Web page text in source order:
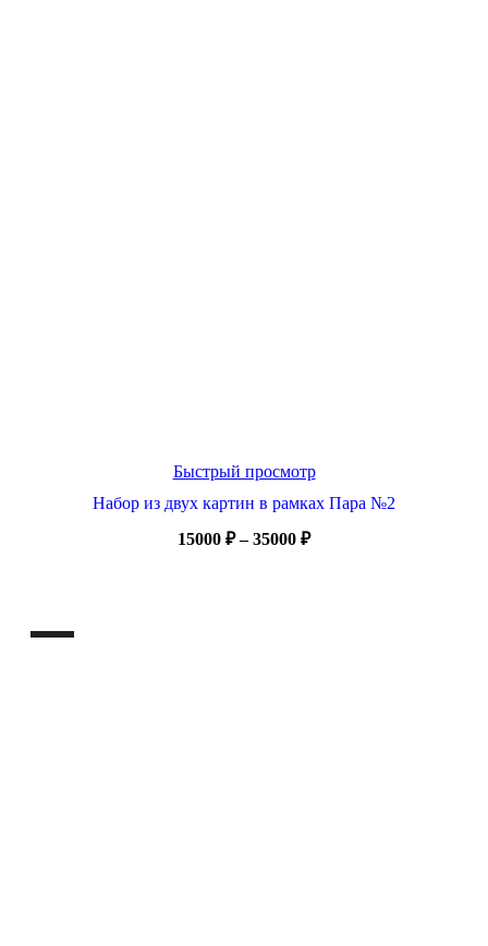
Быстрый просмотр
Набор из двух картин в рамках Пара №2
15000 ₽ – 35000 ₽Диапазон